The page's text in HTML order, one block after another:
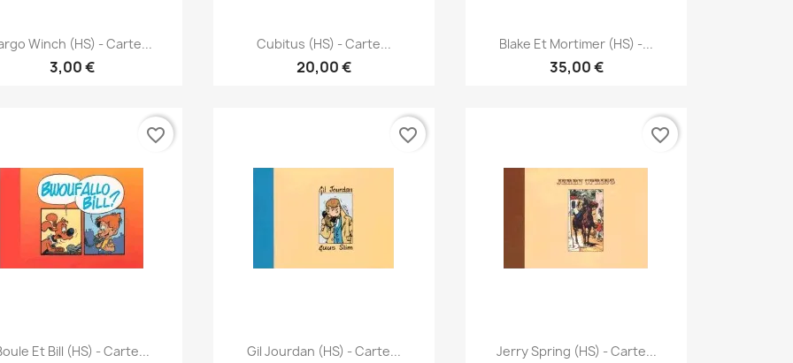
Γρήγορη προβολή
Winch (HS) - Carte...
3,00 €
Γρήγορη προβολή
Cubitus (HS) - Carte...
20,00 €
Γρήγορη προβολή
Blake Et Mortimer (HS) -...
35,00 €
Γρήγορη προβολή
Et Bill (HS) - Carte...
favorite_border
Γρήγορη προβολή
Gil Jourdan (HS) - Carte...
favorite_border
Γρήγορη προβολή
Jerry Spring (HS) - Carte...
favorite_border